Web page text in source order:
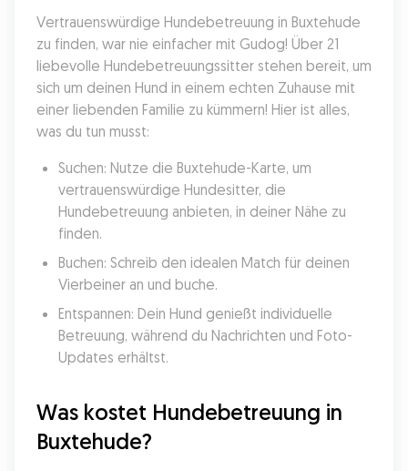
Vertrauenswürdige Hundebetreuung in Buxtehude
zu finden, war nie einfacher mit Gudog! Über 21
liebevolle Hundebetreuungssitter stehen bereit, um
sich um deinen Hund in einem echten Zuhause mit
einer liebenden Familie zu kümmern! Hier ist alles,
was du tun musst:
Suchen: Nutze die Buxtehude-Karte, um
vertrauenswürdige Hundesitter, die
Hundebetreuung anbieten, in deiner Nähe zu
finden.
Buchen: Schreib den idealen Match für deinen
Vierbeiner an und buche.
Entspannen: Dein Hund genießt individuelle
Betreuung, während du Nachrichten und Foto-
Updates erhältst.
Was kostet Hundebetreuung in
Buxtehude?